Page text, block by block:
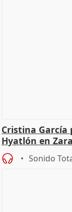
Cristina García
Hyatlón en
Sonido